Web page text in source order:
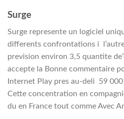
Surge
Surge represente un logiciel
differents confrontations i
prevision environ 3,5 quantite
accepte la Bonne commentaire
Internet Play pres au-deli 59
Cette concentration en
du en France tout comme Avec